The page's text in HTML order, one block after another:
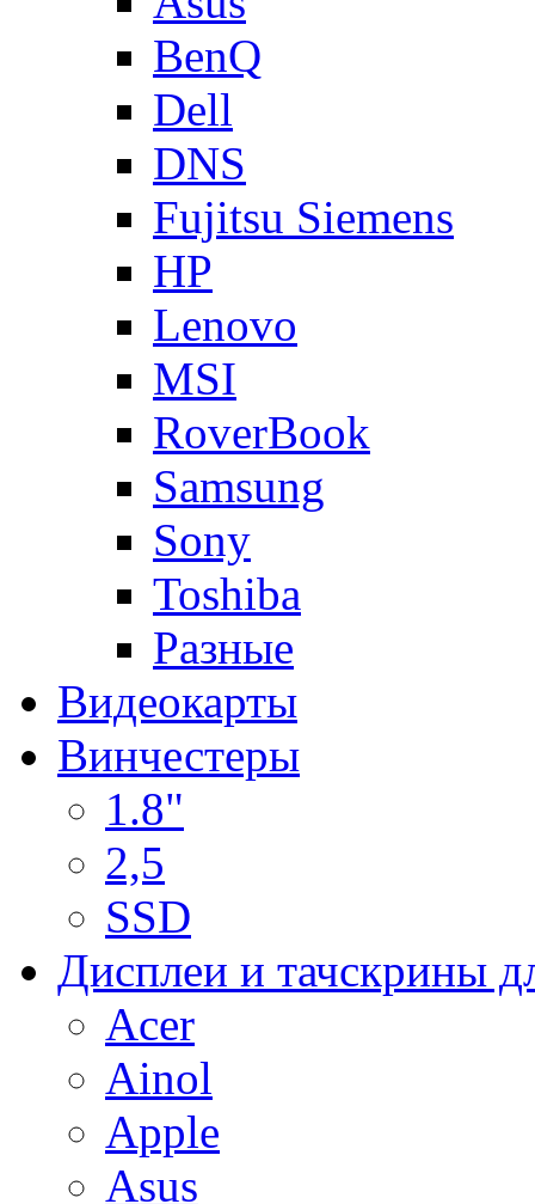
BenQ
Dell
DNS
Fujitsu Siemens
HP
Lenovo
MSI
RoverBook
Samsung
Sony
Toshiba
Разные
Видеокарты
Винчестеры
1.8"
2,5
SSD
Дисплеи и тачскрины
Acer
Ainol
Apple
Asus